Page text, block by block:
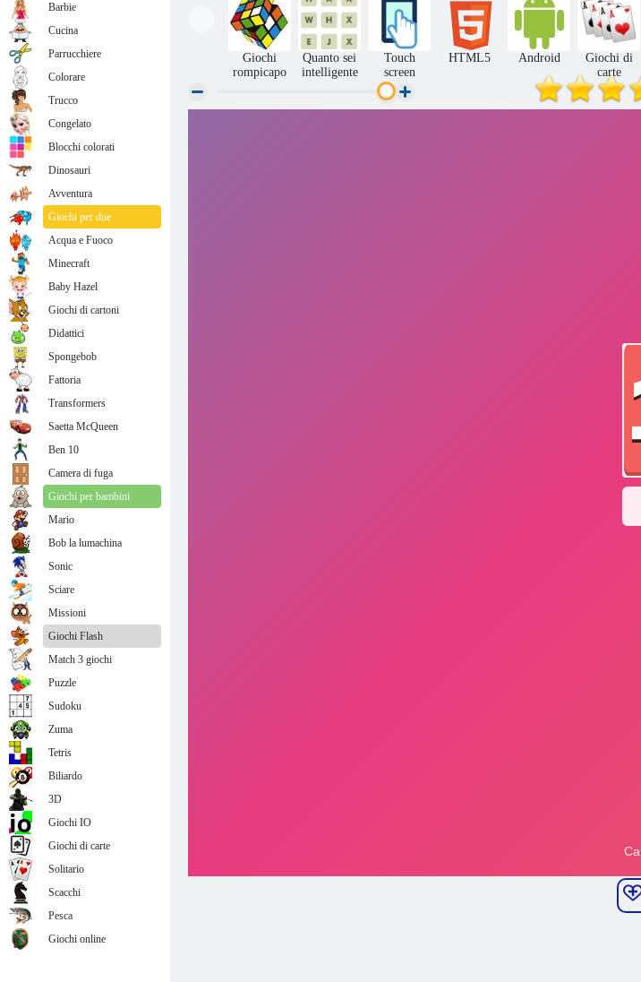
Puzzle a vite con
dadi e bulloni in
legno
Test del cervello:
sfida del QI
Giochi
rompicapo
Quanto sei
intelligente
Touch
screen
HTML5 Android
Giochi di
carte
Barbie
Cucina
Parrucchiere
Colorare
Trucco
Congelato
Blocchi colorati
Dinosauri
Avventura
Giochi per due
Acqua e Fuoco
Minecraft
Baby Hazel
Giochi di cartoni
Didattici
Spongebob
Fattoria
Transformers
Saetta McQueen
Ben 10
Camera di fuga
Giochi per bambini
Mario
Bob la lumachina
Sonic
Sciare
Missioni
Giochi Flash
Match 3 giochi
Puzzle
Sudoku
Zuma
Tetris
Biliardo
3D
Giochi IO
Giochi di carte
Solitario
Scacchi
Pesca
Giochi online